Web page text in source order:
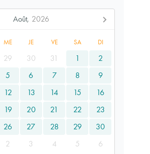
Août, 2026
ME JE VE SA DI
29 30 31 1
2
5 6 7 8
9
12 13 14 15
16
19 20 21 22
23
26 27 28 29
30
2 3 4 5 6